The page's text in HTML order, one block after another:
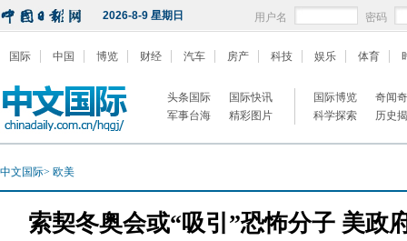
2026-8-9 星期日 用户名 密码
国际 中国 博览 财经 汽车 房产 科技 娱乐 体育
头条国际
国际快讯
军事台海
精彩图片
国际博览
奇闻
科学探索
历史
中文国际> 欧美
索契冬奥会或“吸引”恐怖分子 美政